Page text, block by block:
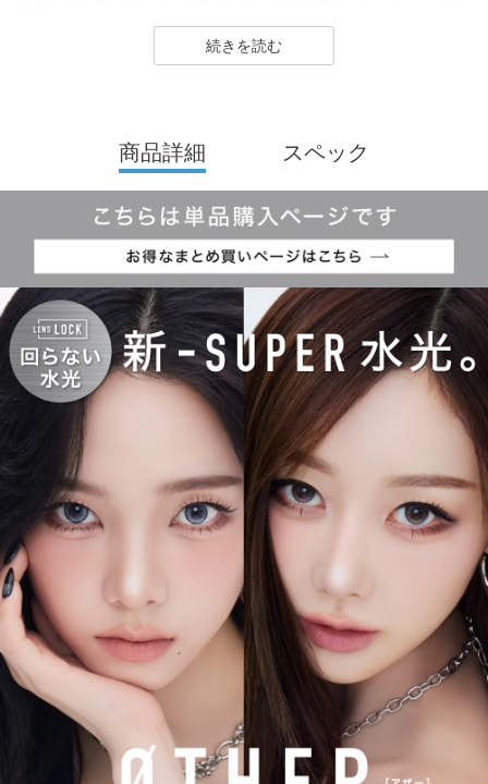
煌めきをまとった、存在感あふれるカラーです。
分らしさを大切にしたい方にぴったりのブランドです。
てが重なり合って生まれる「新-SUPER水光」
レンズデザインは全3タイプで、ナチュラル系からギャル系まで幅
広いスタイルを楽しめるのも魅力です。
※軸固定技術を利用することでレンズの回転を抑え定位置で安定
させます。
商品詳細 スペック